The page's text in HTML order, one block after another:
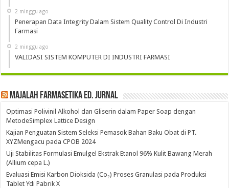
2 minggu ago
Penerapan Data Integrity Dalam Sistem Quality Control Di Industri
Farmasi
2 minggu ago
VALIDASI SISTEM KOMPUTER DI INDUSTRI FARMASI
Majalah Farmasetika Ed. Jurnal
Optimasi Polivinil Alkohol dan Gliserin dalam Paper Soap dengan
MetodeSimplex Lattice Design
Kajian Penguatan Sistem Seleksi Pemasok Bahan Baku Obat di PT.
XYZMengacu pada CPOB 2024
Uji Stabilitas Formulasi Emulgel Ekstrak Etanol 96% Kulit Bawang Merah
(Allium cepa L.)
Evaluasi Emisi Karbon Dioksida (Co₂) Proses Granulasi pada Produksi
Tablet Ydi Pabrik X